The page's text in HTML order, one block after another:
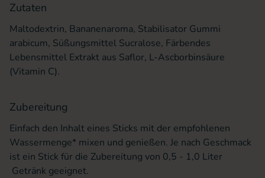
Zutaten
Maltodextrin, Bananenaroma, Stabilisator Gummi
arabicum, Süßungsmittel Sucralose, Färbendes
Lebensmittel Extrakt aus Saflor, L-Ascborbinsäure
(Vitamin C).
Zubereitung
Einfach den Inhalt eines Sticks mit der empfohlenen
Wassermenge* mixen und genießen. Je nach Geschmack
ist ein Stick für die Zubereitung von 0,5 - 1,0 Liter
Getränk geeignet.